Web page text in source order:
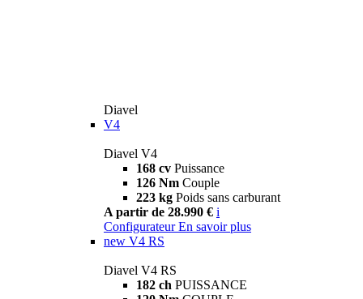
Diavel
V4
Diavel V4
168 cv Puissance
126 Nm Couple
223 kg Poids sans carburant
A partir de 28.990 € i
Configurateur En savoir plus
new V4 RS
Diavel V4 RS
182 ch PUISSANCE